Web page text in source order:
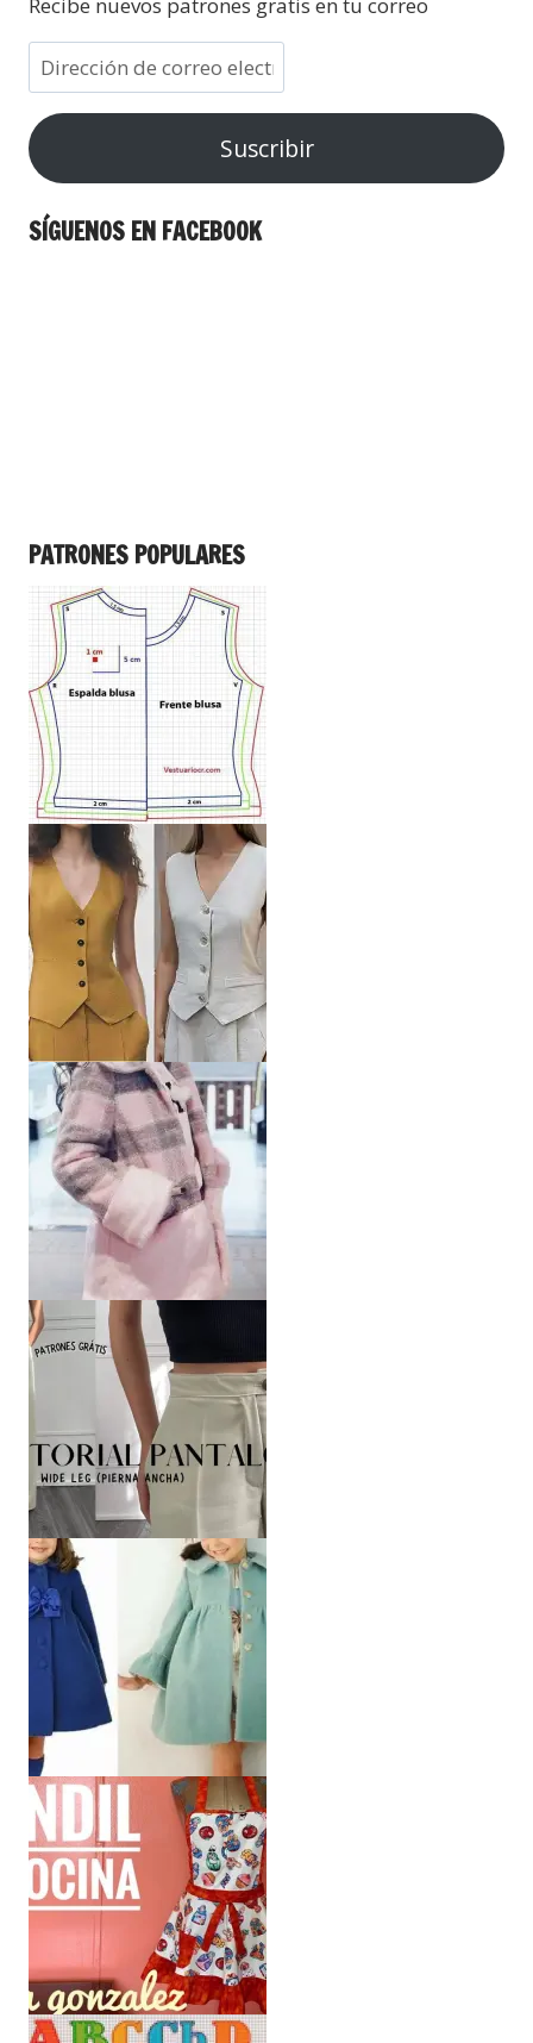
Recibe nuevos patrones gratis en tu correo
Suscribir
SÍGUENOS EN FACEBOOK
PATRONES POPULARES